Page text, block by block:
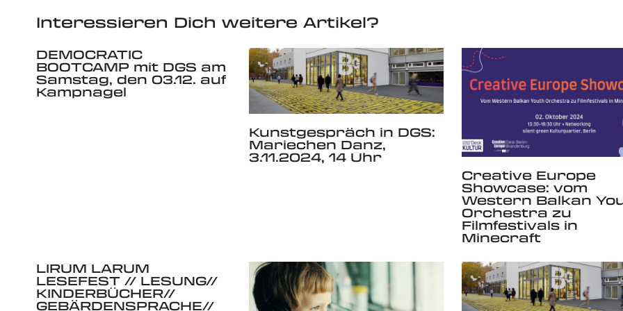
Interessieren Dich weitere Artikel?
DEMOCRATIC
BOOTCAMP mit DGS am
Samstag, den 03.12. auf
Kampnagel
Kunstgespräch in DGS:
Mariechen Danz,
3.11.2024, 14 Uhr
Creative Europe
Showcase: vom
Western Balkan
Orchestra zu
Filmfestivals in
Minecraft
LIRUM LARUM
LESEFEST // LESUNG//
KINDERBÜCHER//
GEBÄRDENSPRACHE//